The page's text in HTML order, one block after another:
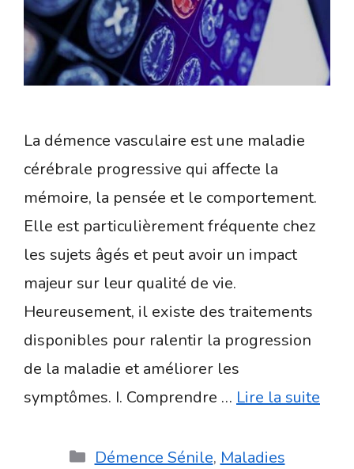
La démence vasculaire est une maladie
cérébrale progressive qui affecte la
mémoire, la pensée et le comportement.
Elle est particulièrement fréquente chez
les sujets âgés et peut avoir un impact
majeur sur leur qualité de vie.
Heureusement, il existe des traitements
disponibles pour ralentir la progression
de la maladie et améliorer les
symptômes. I. Comprendre … Lire la suite
Catégories
Démence Sénile, Maladies